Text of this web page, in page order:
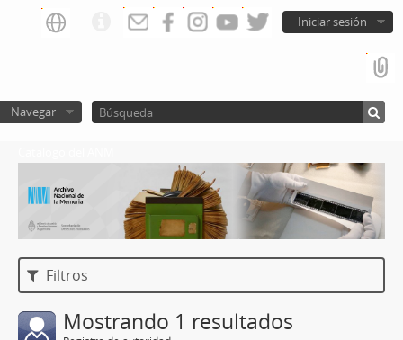
Iniciar sesión
Navegar
Filtros
Mostrando 1 resultados